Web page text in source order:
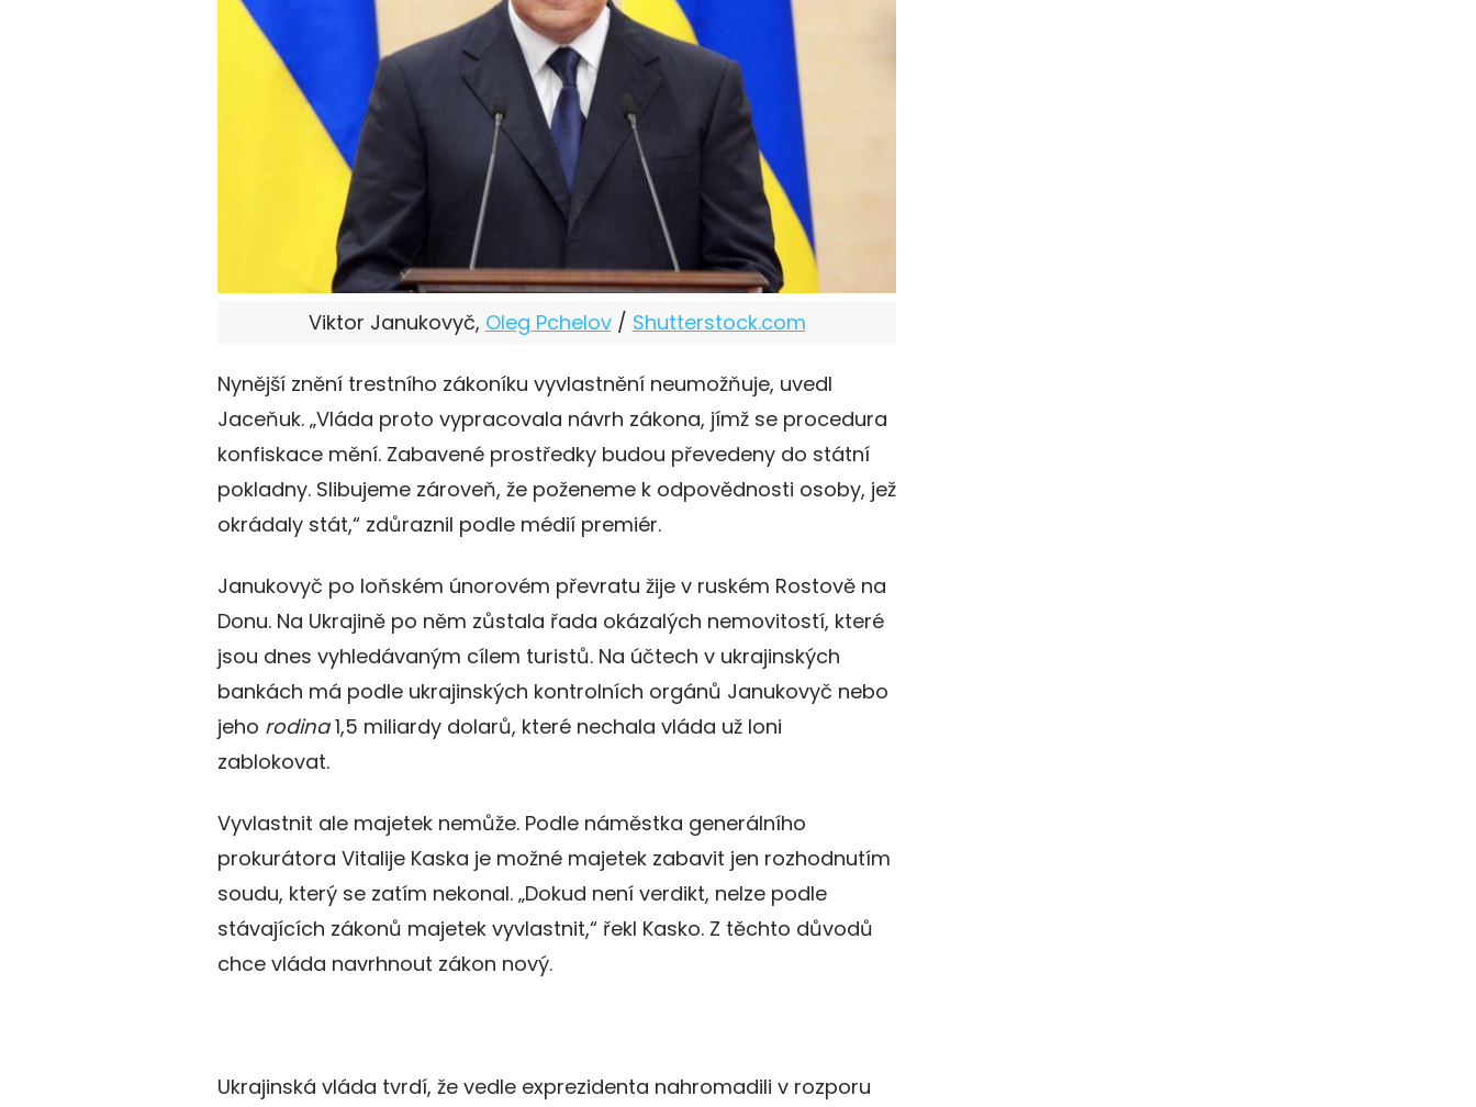
Viktor Janukovyč, Oleg Pchelov/ Shutterstock.com
Nynější znění trestního zákoníku vyvlastnění neumožňuje, uvedl
Jaceňuk. „Vláda proto vypracovala návrh zákona, jímž se procedura
konfiskace mění. Zabavené prostředky budou převedeny do státní
pokladny. Slibujeme zároveň, že poženeme k odpovědnosti osoby, jež
okrádaly stát,“ zdůraznil podle médií premiér.
Janukovyč po loňském únorovém převratu žije v ruském Rostově na
Donu. Na Ukrajině po něm zůstala řada okázalých nemovitostí, které
jsou dnes vyhledávaným cílem turistů. Na účtech v ukrajinských
bankách má podle ukrajinských kontrolních orgánů Janukovyč nebo
jeho rodina1,5 miliardy dolarů, které nechala vláda už loni
zablokovat.
Vyvlastnit ale majetek nemůže. Podle náměstka generálního
prokurátora Vitalije Kaska je možné majetek zabavit jen rozhodnutím
soudu, který se zatím nekonal. „Dokud není verdikt, nelze podle
stávajících zákonů majetek vyvlastnit,“ řekl Kasko. Z těchto důvodů
chce vláda navrhnout zákon nový.
Ukrajinská vláda tvrdí, že vedle exprezidenta nahromadili v rozporu